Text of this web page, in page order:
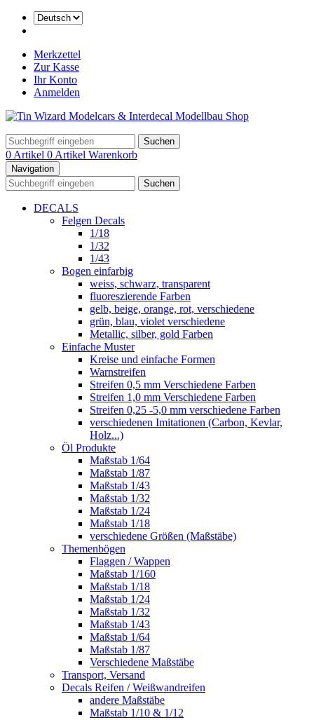
Merkzettel
Zur Kasse
Ihr Konto
Anmelden
Suchen
0 Artikel 0 Artikel Warenkorb
Navigation
Suchen
DECALS
Felgen Decals
1/18
1/32
1/43
Bogen einfarbig
weiss, schwarz, transparent
fluoreszierende Farben
gelb, beige, orange, rot, verschiedene
grün, blau, violet verschiedene
Metallic, silber, gold Farben
Einfache Muster
Kreise und einfache Formen
Warnstreifen
Streifen 0,5 mm Verschiedene Farben
Streifen 1,0 mm Verschiedene Farben
Streifen 0,25 -5,0 mm verschiedene Farben
verschiedenen Imitationen (Carbon, Kevlar,
Holz...)
Öl Produkte
Maßstab 1/64
Maßstab 1/87
Maßstab 1/43
Maßstab 1/32
Maßstab 1/24
Maßstab 1/18
verschiedene Größen (Maßstäbe)
Themenbögen
Flaggen / Wappen
Maßstab 1/160
Maßstab 1/18
Maßstab 1/24
Maßstab 1/32
Maßstab 1/43
Maßstab 1/64
Maßstab 1/87
Verschiedene Maßstäbe
Transport, Versand
Decals Reifen / Weißwandreifen
andere Maßstäbe
Maßstab 1/10 & 1/12